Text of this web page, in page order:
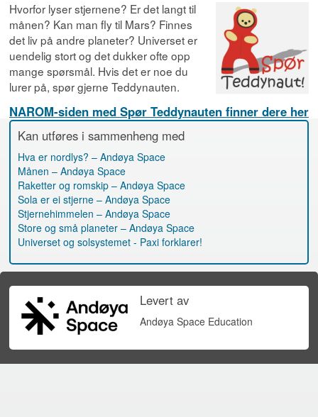
Hvorfor lyser stjernene? Er det langt til
månen? Kan man fly til Mars? Finnes
det liv på andre planeter? Universet er
uendelig stort og det dukker ofte opp
mange spørsmål. Hvis det er noe du
lurer på, spør gjerne Teddynauten.
NAROM-siden med Spør Teddynauten finner dere her
Kan utføres i sammenheng med
Hva er nordlys? – Andøya Space
Månen – Andøya Space
Raketter og romskip – Andøya Space
Sola er ei stjerne – Andøya Space
Stjernehimmelen – Andøya Space
Store og små planeter – Andøya Space
Universet og solsystemet - Paxi forklarer!
Levert av
Andøya Space Education